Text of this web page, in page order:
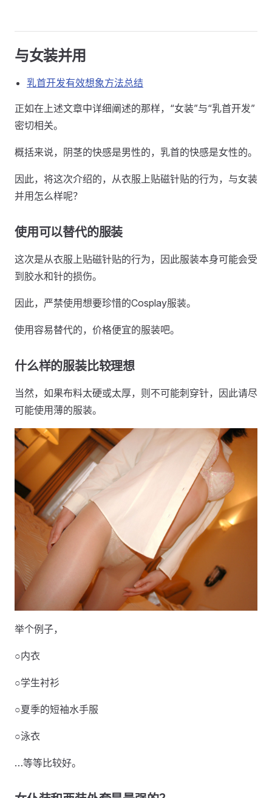
与女装并用
乳首开发有效想象方法总结
正如在上述文章中详细阐述的那样，“女装”与“乳首开发”
密切相关。
概括来说，阴茎的快感是男性的，乳首的快感是女性的。
因此，将这次介绍的，从衣服上贴磁针贴的行为，与女装
并用怎么样呢？
使用可以替代的服装
这次是从衣服上贴磁针贴的行为，因此服装本身可能会受
到胶水和针的损伤。
因此，严禁使用想要珍惜的Cosplay服装。
使用容易替代的，价格便宜的服装吧。
什么样的服装比较理想
当然，如果布料太硬或太厚，则不可能刺穿针，因此请尽
可能使用薄的服装。
举个例子，
○内衣
○学生衬衫
○夏季的短袖水手服
○泳衣
…等等比较好。